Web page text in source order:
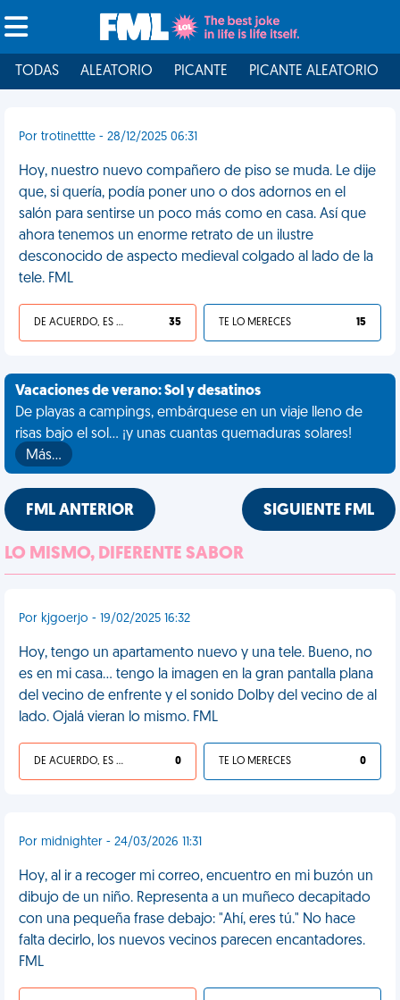
TODAS ALEATORIO PICANTE PICANTE ALEATORIO
Por trotinettte - 28/12/2025 06:31
Hoy, nuestro nuevo compañero de piso se muda. Le dije
que, si quería, podía poner uno o dos adornos en el
salón para sentirse un poco más como en casa. Así que
ahora tenemos un enorme retrato de un ilustre
desconocido de aspecto medieval colgado al lado de la
tele. FML
DE ACUERDO, ES UNA VIDA HP 35 TE LO MERECES 15
Vacaciones de verano: Sol y desatinos
De playas a campings, embárquese en un viaje lleno de
risas bajo el sol... ¡y unas cuantas quemaduras solares!
Más…
FML ANTERIOR SIGUIENTE FML
LO MISMO, DIFERENTE SABOR
Por kjgoerjo - 19/02/2025 16:32
Hoy, tengo un apartamento nuevo y una tele. Bueno, no
es en mi casa… tengo la imagen en la gran pantalla plana
del vecino de enfrente y el sonido Dolby del vecino de al
lado. Ojalá vieran lo mismo. FML
DE ACUERDO, ES UNA VIDA HP 0 TE LO MERECES 0
Por midnighter - 24/03/2026 11:31
Hoy, al ir a recoger mi correo, encuentro en mi buzón un
dibujo de un niño. Representa a un muñeco decapitado
con una pequeña frase debajo: "Ahí, eres tú." No hace
falta decirlo, los nuevos vecinos parecen encantadores.
FML